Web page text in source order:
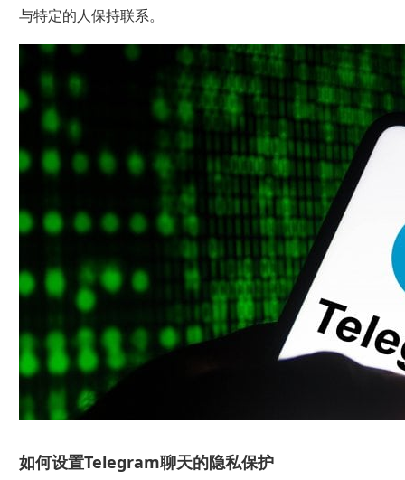
与特定的人保持联系。
如何设置Telegram聊天的隐私保护